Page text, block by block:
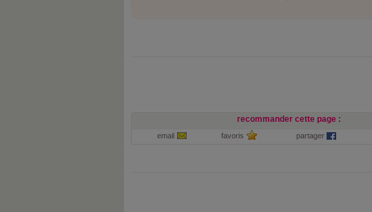
recommander cette page :
email favoris partager